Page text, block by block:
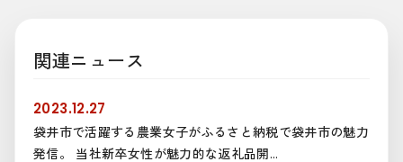
関連ニュース
2023.12.27
袋井市で活躍する農業女子がふるさと納税で袋井市の魅力
発信。 当社新卒女性が魅力的な返礼品開...